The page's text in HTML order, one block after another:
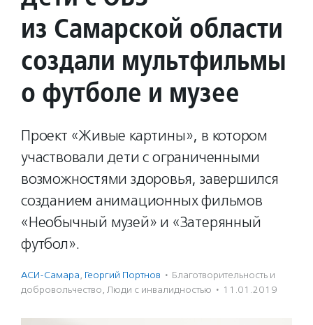
из Самарской области
создали мультфильмы
о футболе и музее
Проект «Живые картины», в котором
участвовали дети с ограниченными
возможностями здоровья, завершился
созданием анимационных фильмов
«Необычный музей» и «Затерянный
футбол».
АСИ-Самара, Георгий Портнов · Благотвори­тель­ность и
доброволь­чест­во, Люди с инвалидностью · 11.01.2019